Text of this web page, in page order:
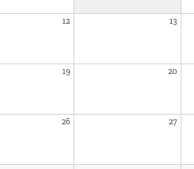
12 13
19 20
26 27